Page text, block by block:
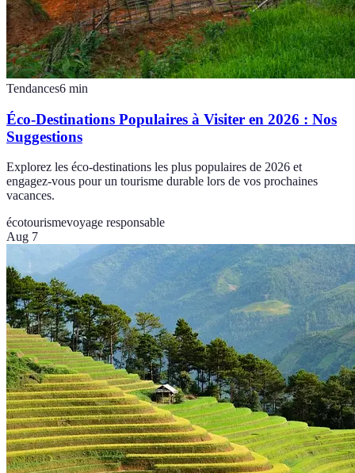
Tendances6 min
Éco-Destinations Populaires à Visiter en 2026 : Nos
Suggestions
Explorez les éco-destinations les plus populaires de 2026 et
engagez-vous pour un tourisme durable lors de vos prochaines
vacances.
écotourismevoyage responsable
Aug 7